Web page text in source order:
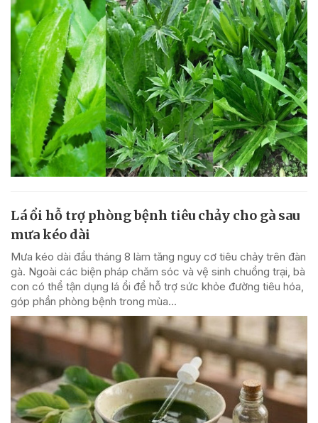
Lá ổi hỗ trợ phòng bệnh tiêu chảy cho gà sau
mưa kéo dài
Mưa kéo dài đầu tháng 8 làm tăng nguy cơ tiêu chảy trên đàn
gà. Ngoài các biện pháp chăm sóc và vệ sinh chuồng trại, bà
con có thể tận dụng lá ổi để hỗ trợ sức khỏe đường tiêu hóa,
góp phần phòng bệnh trong mùa...